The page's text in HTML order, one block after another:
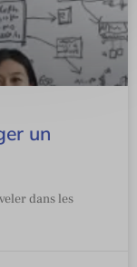
un
dans les